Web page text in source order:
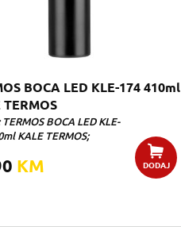
BOCA LED KLE-174 410ml
TERMOS
BOCA LED KLE-
KALE TERMOS;
KM DODAJ